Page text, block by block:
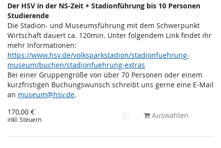
Der HSV in der NS-Zeit + Stadionführung bis 10 Personen
Studierende
Die Stadion- und Museumsführung mit dem Schwerpunkt
Wirtschaft dauert ca. 120min. Unter folgendem Link findet ihr
mehr Informationen:
https://www.hsv.de/volksparkstadion/stadionfuehrung-
museum/buchen/stadionfuehrung-extras
Bei einer Gruppengröße von über 70 Personen oder einem
kurzfristigen Buchungswunsch schreibt uns gerne eine E-Mail
an museum@hsv.de.
170,00 €
inkl. Steuern Auswählen